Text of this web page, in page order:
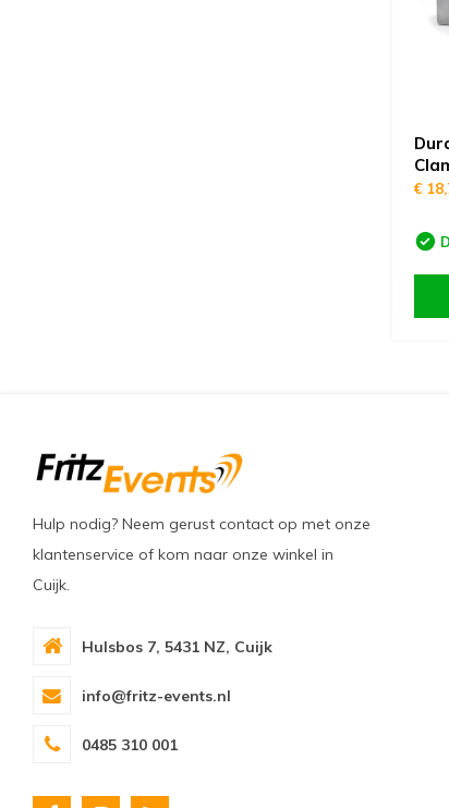
€
Hulp nodig? Neem gerust contact op met onze
klantenservice of kom naar onze winkel in
Cuijk.
Hulsbos 7, 5431 NZ, Cuijk
info@fritz-events.nl
0485 310 001